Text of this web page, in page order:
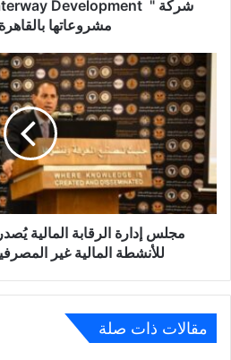
مشروعاتها
مجلس
إدارة
الرقابة
المالية
يُصدر
أربع
قرارات
تنظيمية
للأنشطة
ولايته
مجلس إدارة الرقابة المالية
للأنشطة المالية غير
مقالات ذات صلة